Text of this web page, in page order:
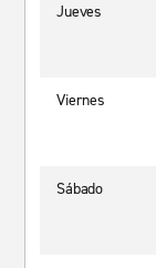
Jueves
Viernes
Sábado